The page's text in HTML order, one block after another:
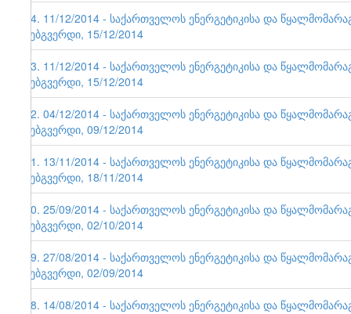
64. 11/12/2014 - საქართველოს ენერგეტიკისა და
ვებგვერდი, 15/12/2014
63. 11/12/2014 - საქართველოს ენერგეტიკისა და
ვებგვერდი, 15/12/2014
62. 04/12/2014 - საქართველოს ენერგეტიკისა და
ვებგვერდი, 09/12/2014
61. 13/11/2014 - საქართველოს ენერგეტიკისა და
ვებგვერდი, 18/11/2014
60. 25/09/2014 - საქართველოს ენერგეტიკისა და
ვებგვერდი, 02/10/2014
59. 27/08/2014 - საქართველოს ენერგეტიკისა და
ვებგვერდი, 02/09/2014
58. 14/08/2014 - საქართველოს ენერგეტიკისა და